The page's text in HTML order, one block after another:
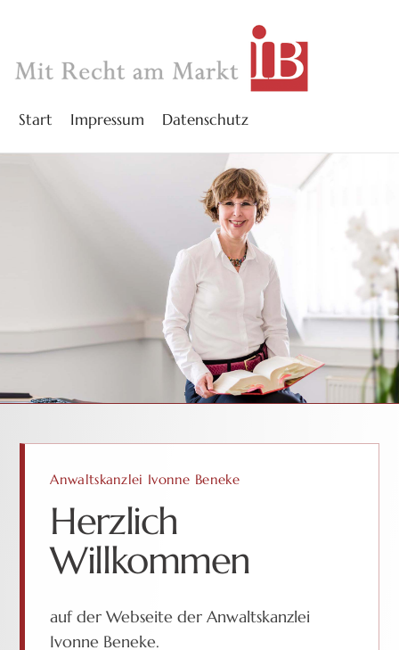
Start Impressum Datenschutz
Anwaltskanzlei Ivonne Beneke
Herzlich
Willkommen
auf der Webseite der Anwaltskanzlei
Ivonne Beneke.